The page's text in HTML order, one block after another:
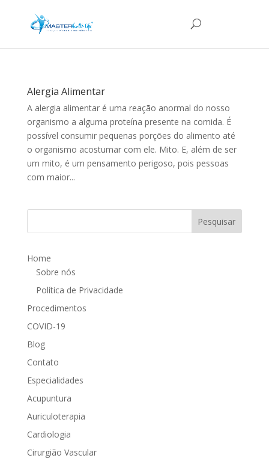
Alergia Alimentar
A alergia alimentar é uma reação anormal do nosso
organismo a alguma proteína presente na comida. É
possível consumir pequenas porções do alimento até
o organismo acostumar com ele. Mito. E, além de ser
um mito, é um pensamento perigoso, pois pessoas
com maior...
Home
Sobre nós
Política de Privacidade
Procedimentos
COVID-19
Blog
Contato
Especialidades
Acupuntura
Auriculoterapia
Cardiologia
Cirurgião Vascular